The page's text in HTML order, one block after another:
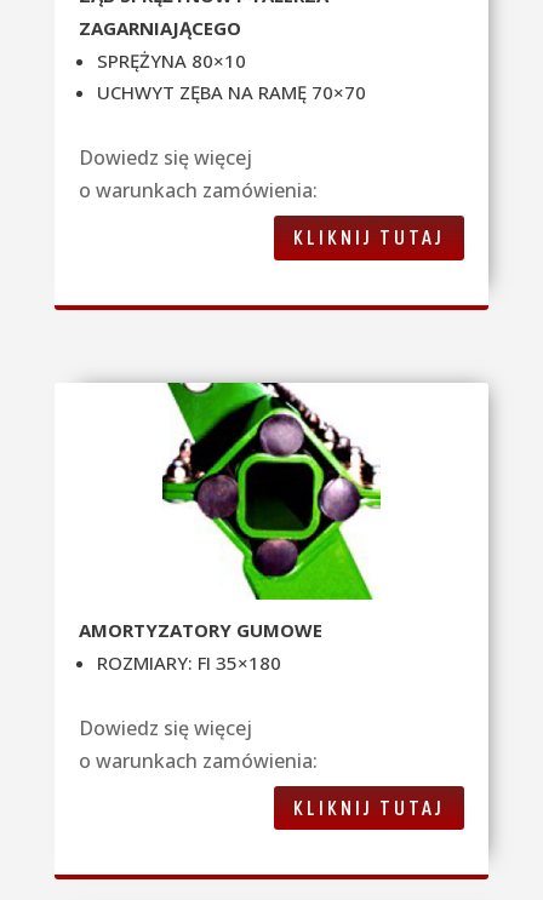
ZAGARNIAJĄCEGO
SPRĘŻYNA 80×10
UCHWYT ZĘBA NA RAMĘ 70×70
Dowiedz się więcej
o warunkach zamówienia:
KLIKNIJ TUTAJ
AMORTYZATORY GUMOWE
ROZMIARY: FI 35×180
Dowiedz się więcej
o warunkach zamówienia:
KLIKNIJ TUTAJ